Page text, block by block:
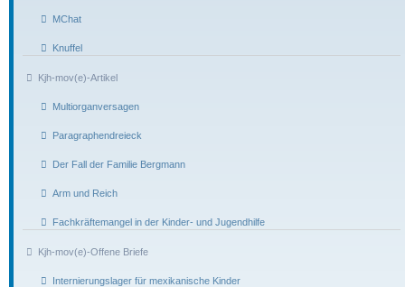
MChat
Knuffel
Kjh-mov(e)-Artikel
Multiorganversagen
Paragraphendreieck
Der Fall der Familie Bergmann
Arm und Reich
Fachkräftemangel in der Kinder- und Jugendhilfe
Kjh-mov(e)-Offene Briefe
Internierungslager für mexikanische Kinder